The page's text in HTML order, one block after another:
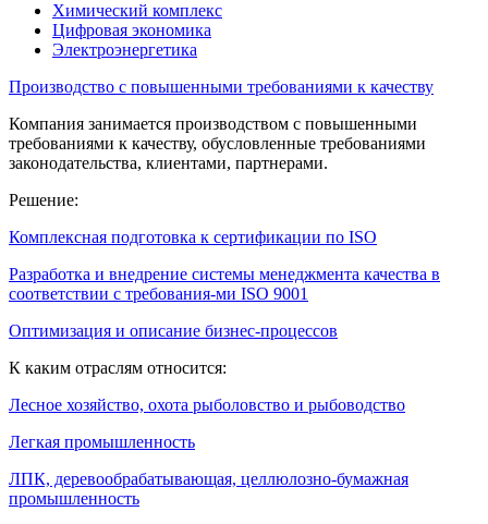
Химический комплекс
Цифровая экономика
Электроэнергетика
Производство с повышенными требованиями к качеству
Компания занимается производством с повышенными
требованиями к качеству, обусловленные требованиями
законодательства, клиентами, партнерами.
Решение:
Комплексная подготовка к сертификации по ISO
Разработка и внедрение системы менеджмента качества в
соответствии с требования-ми ISO 9001
Оптимизация и описание бизнес-процессов
К каким отраслям относится:
Лесное хозяйство, охота рыболовство и рыбоводство
Легкая промышленность
ЛПК, деревообрабатывающая, целлюлозно-бумажная
промышленность